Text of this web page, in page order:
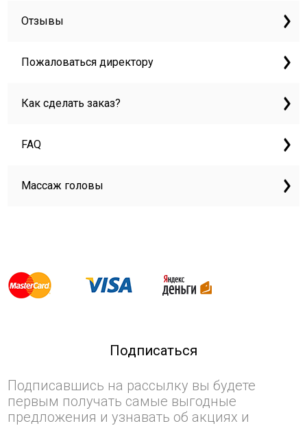
Отзывы
Пожаловаться директору
Как сделать заказ?
FAQ
Массаж головы
Подписаться
Подписавшись на рассылку вы будете
первым получать самые выгодные
предложения и узнавать об акциях и